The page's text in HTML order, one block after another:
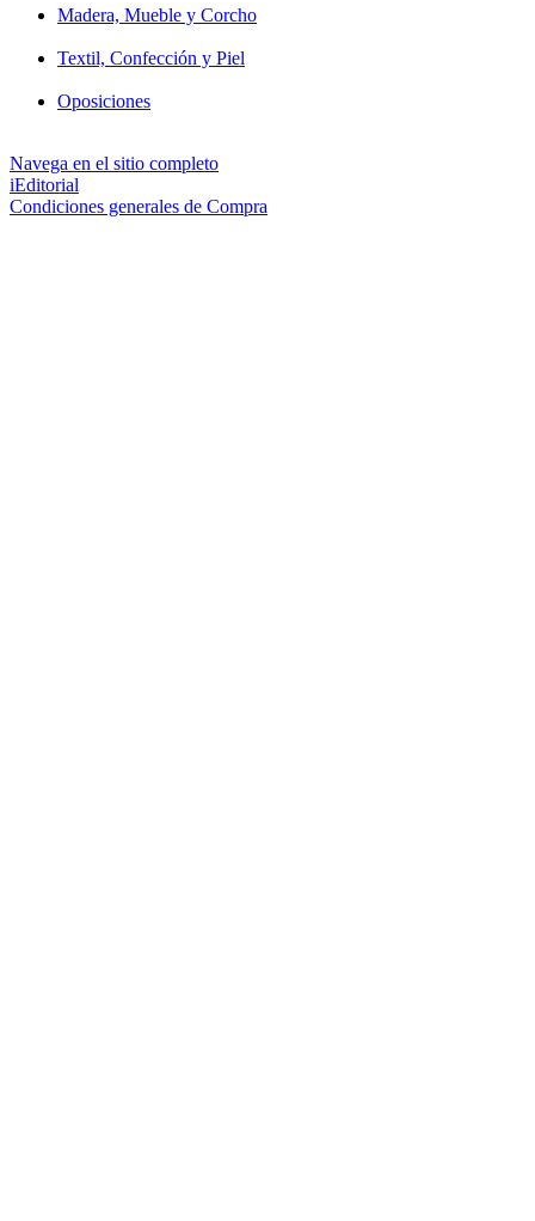
Madera, Mueble y Corcho
Textil, Confección y Piel
Oposiciones
Navega en el sitio completo
iEditorial
Condiciones generales de Compra